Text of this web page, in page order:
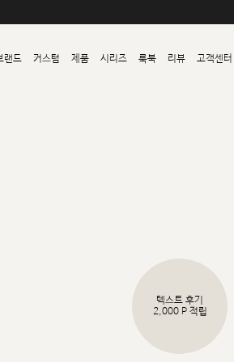
랜드 커스텀 제품 시리즈 룩북 리뷰 고객센터
텍스트 후기
2,000 P 적립